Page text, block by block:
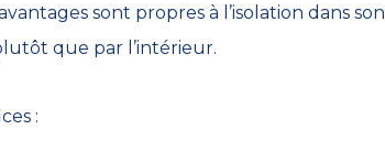
sont propres à l’isolation dans son
que par l’intérieur.
: